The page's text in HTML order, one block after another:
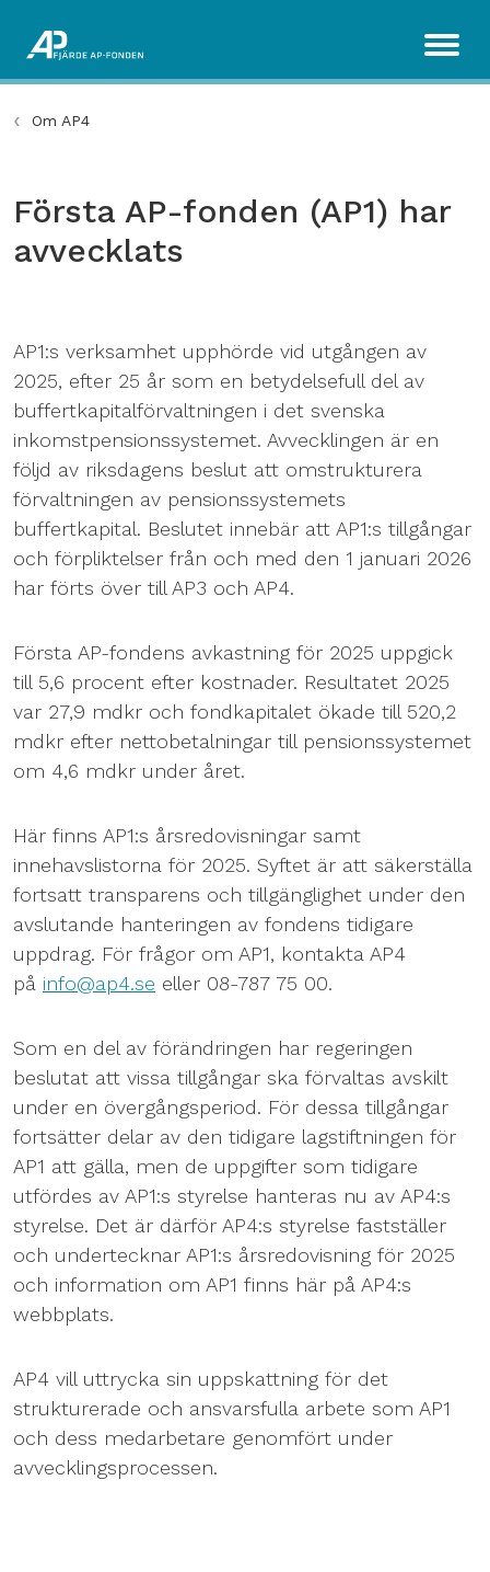
Om AP4
Första AP-fonden (AP1) har
avvecklats
AP1:s verksamhet upphörde vid utgången av
2025, efter 25 år som en betydelsefull del av
buffertkapitalförvaltningen i det svenska
inkomstpensionssystemet. Avvecklingen är en
följd av riksdagens beslut att omstrukturera
förvaltningen av pensionssystemets
buffertkapital. Beslutet innebär att AP1:s tillgångar
och förpliktelser från och med den 1 januari 2026
har förts över till AP3 och AP4.
Första AP-fondens avkastning för 2025 uppgick
till 5,6 procent efter kostnader. Resultatet 2025
var 27,9 mdkr och fondkapitalet ökade till 520,2
mdkr efter nettobetalningar till pensionssystemet
om 4,6 mdkr under året.
Här finns AP1:s årsredovisningar samt
innehavslistorna för 2025. Syftet är att säkerställa
fortsatt transparens och tillgänglighet under den
avslutande hanteringen av fondens tidigare
uppdrag. För frågor om AP1, kontakta AP4
på info@ap4.se eller 08-787 75 00.
Som en del av förändringen har regeringen
beslutat att vissa tillgångar ska förvaltas avskilt
under en övergångsperiod. För dessa tillgångar
fortsätter delar av den tidigare lagstiftningen för
AP1 att gälla, men de uppgifter som tidigare
utfördes av AP1:s styrelse hanteras nu av AP4:s
styrelse. Det är därför AP4:s styrelse fastställer
och undertecknar AP1:s årsredovisning för 2025
och information om AP1 finns här på AP4:s
webbplats.
AP4 vill uttrycka sin uppskattning för det
strukturerade och ansvarsfulla arbete som AP1
och dess medarbetare genomfört under
avvecklingsprocessen.